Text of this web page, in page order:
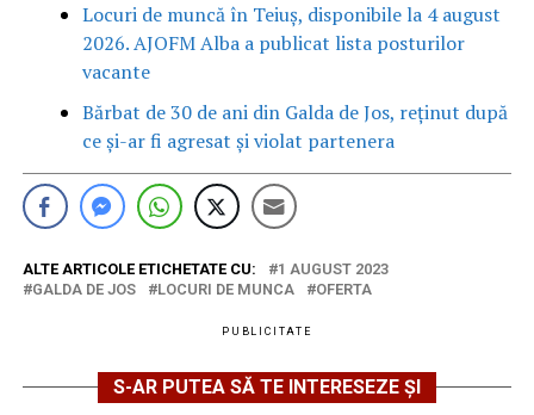
Locuri de muncă în Teiuș, disponibile la 4 august
2026. AJOFM Alba a publicat lista posturilor
vacante
Bărbat de 30 de ani din Galda de Jos, reținut după
ce și-ar fi agresat și violat partenera
ALTE ARTICOLE ETICHETATE CU:
1 AUGUST 2023
GALDA DE JOS
LOCURI DE MUNCA OFERTA
PUBLICITATE
S-AR PUTEA SĂ TE INTERESEZE ȘI